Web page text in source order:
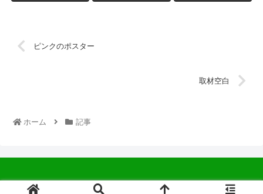
ピンクのポスター
取材空白
ホーム 記事